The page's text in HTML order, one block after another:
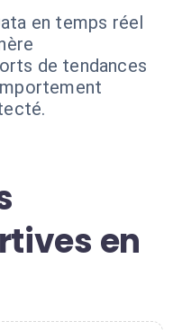
en temps réel
de tendances
en